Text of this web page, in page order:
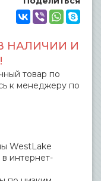
НАЛИЧИИ И
товар по
к менеджеру по
WestLake
в интернет-